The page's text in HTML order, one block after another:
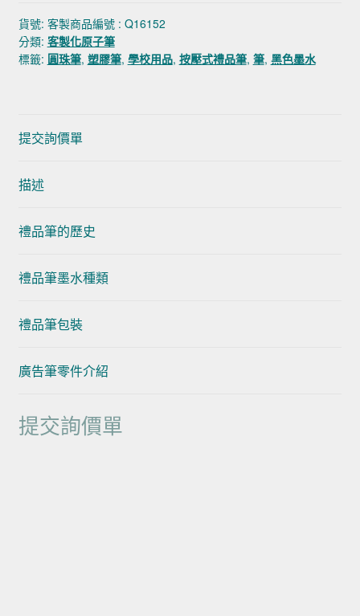
貨號: 客製商品編號 : Q16152
分類: 客製化原子筆
標籤: 圓珠筆, 塑膠筆, 學校用品, 按壓式禮品筆, 筆, 黑色墨水
提交詢價單
描述
禮品筆的歷史
禮品筆墨水種類
禮品筆包裝
廣告筆零件介紹
提交詢價單